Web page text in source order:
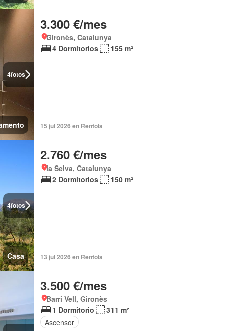
4fotos
3.300 €/mes
Gironès, Catalunya
4 Dormitorios
155 m²
15 jul 2026 en Rentola
4fotos
Casa
2.760 €/mes
la Selva, Catalunya
2 Dormitorios
150 m²
13 jul 2026 en Rentola
3.500 €/mes
Barri Vell, Gironès
1 Dormitorio
311 m²
Ascensor